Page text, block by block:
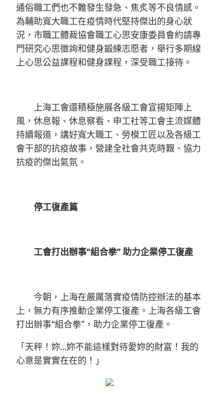
通俗職工們也不難發生發急、焦炙等不良情感。
為輔助寬大職工在疫情時代堅持傑出的身心狀
況，市職工體裁協會職工心思安康委員會約請專
門研究心思徵詢和健身鍛練志愿者，舉行多期線
上心思公益課程和健身課程，深受職工接待。
上海工會還積極施展各級工會宣揚矩陣上
風，休息報、休息察看、申工社等工會主流媒體
持續報道，講好寬大職工、勞模工匠以及各級工
會干部的抗疫故事，營建全社會共克時艱、協力
抗疫的傑出氣氛。
停工復產篇
工會打出辦事“組合拳” 助力企業停工復產
今朝，上海在嚴厲落實疫情防控辦法的基本
上，無力有序推動企業停工復產。上海各級工會
打出辦事“組合拳”，助力企業停工復產。
「天秤！妳…妳不能這樣對待愛妳的財富！我的
心意是實實在在的！」